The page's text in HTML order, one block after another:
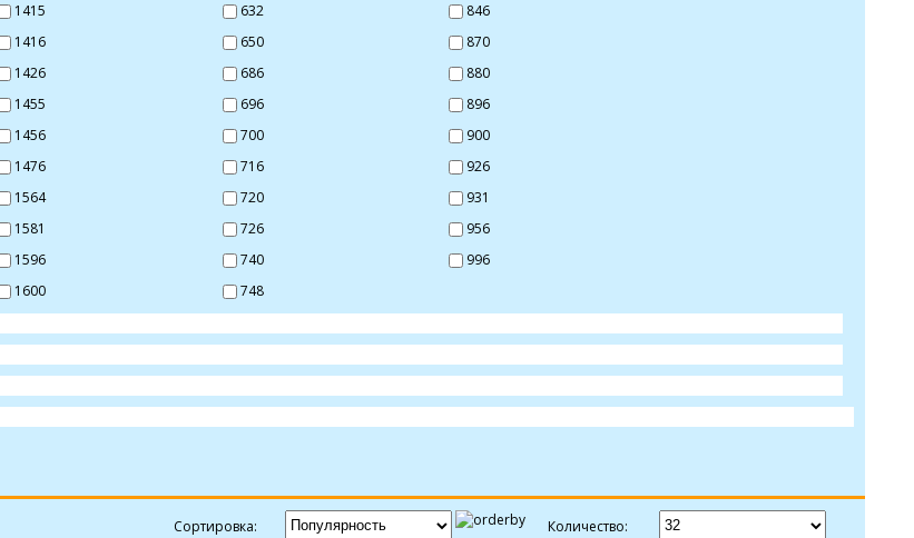
1415
1416
1426
1455
1456
1476
1564
1581
1596
1600
632
650
686
696
700
716
720
726
740
748
846
870
880
896
900
926
931
956
996
Сортировка: Количество: